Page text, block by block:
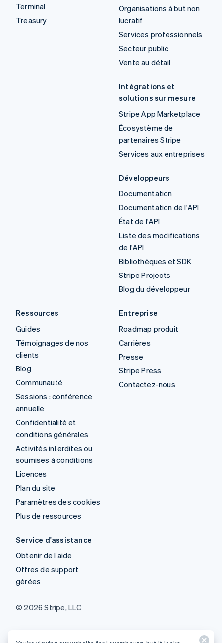
Terminal
Treasury
Organisations à but non
lucratif
Services professionnels
Secteur public
Vente au détail
Intégrations et
solutions sur mesure
Stripe App Marketplace
Écosystème de
partenaires Stripe
Services aux entreprises
Développeurs
Documentation
Documentation de l'API
État de l'API
Liste des modifications
de l'API
Bibliothèques et SDK
Stripe Projects
Blog du développeur
Ressources
Guides
Témoignages de nos
clients
Blog
Communauté
Sessions : conférence
annuelle
Confidentialité et
conditions générales
Activités interdites ou
soumises à conditions
Licences
Plan du site
Paramètres des cookies
Plus de ressources
Entreprise
Roadmap produit
Carrières
Presse
Stripe Press
Contactez-nous
Service d'assistance
Obtenir de l'aide
Offres de support
gérées
© 2026 Stripe, LLC